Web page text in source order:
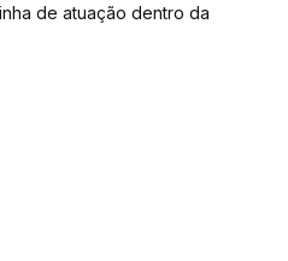
de atuação dentro da